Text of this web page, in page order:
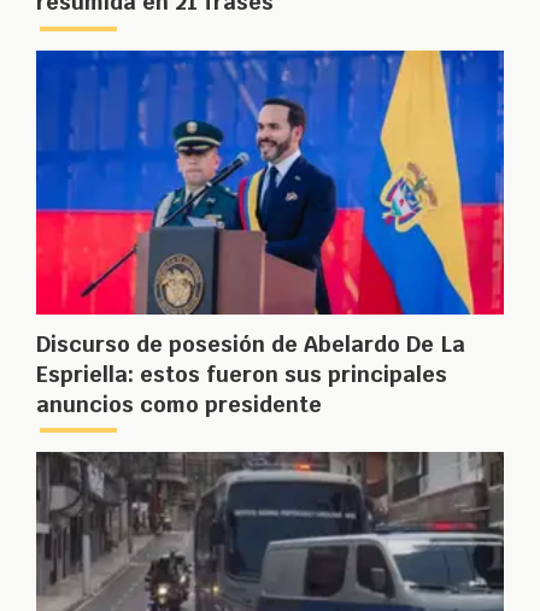
Discurso de posesión de Abelardo De La
Espriella: estos fueron sus principales
anuncios como presidente